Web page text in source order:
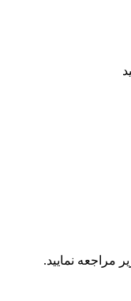
نمایید.